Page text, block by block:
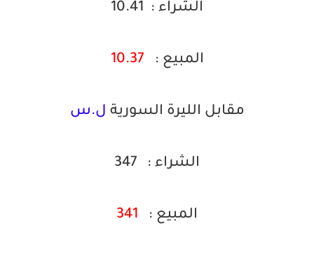
الشراء : 10.41
المبيع :
10.37
مقابل الليرة السورية ل.س
الشراء : 347
المبيع :